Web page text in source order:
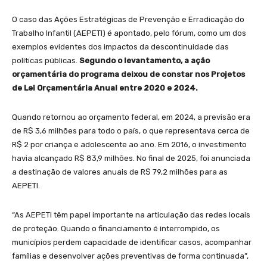
O caso das Ações Estratégicas de Prevenção e Erradicação do
Trabalho Infantil (AEPETI) é apontado, pelo fórum, como um dos
exemplos evidentes dos impactos da descontinuidade das
políticas públicas. Segundo o levantamento, a ação
orçamentária do programa deixou de constar nos Projetos
de Lei Orçamentária Anual entre 2020 e 2024.
Quando retornou ao orçamento federal, em 2024, a previsão era
de R$ 3,6 milhões para todo o país, o que representava cerca de
R$ 2 por criança e adolescente ao ano. Em 2016, o investimento
havia alcançado R$ 83,9 milhões. No final de 2025, foi anunciada
a destinação de valores anuais de R$ 79,2 milhões para as
AEPETI.
“As AEPETI têm papel importante na articulação das redes locais
de proteção. Quando o financiamento é interrompido, os
municípios perdem capacidade de identificar casos, acompanhar
famílias e desenvolver ações preventivas de forma continuada”,